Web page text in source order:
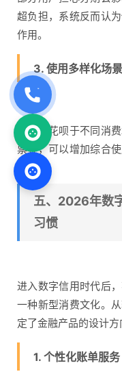
超负担，系统反而认
作用。
3. 使用多样化场景
多使用花呗于不同消
票等，可以增加综合
付能力。
五、2026年数
习惯
进入数字信用时代后
一种新型消费文化。
定了金融产品的设计方
1. 个性化账单服务